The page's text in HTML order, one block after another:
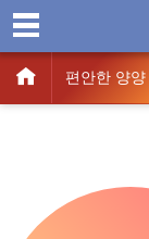
편안한 양양